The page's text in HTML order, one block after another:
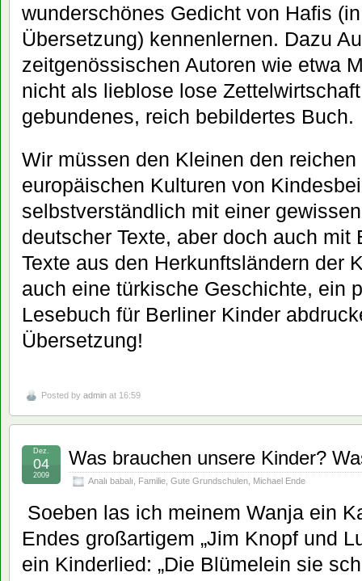
wunderschönes Gedicht von Hafis
Übersetzung) kennenlernen. Dazu
zeitgenössischen Autoren wie etwa
nicht als lieblose lose
gebundenes, reich bebildertes Buch.
Wir müssen den Kleinen den
europäischen Kulturen von
selbstverständlich mit einer
deutscher Texte, aber doch auch mit
Texte aus den Herkunftsländern der
auch eine türkische Geschichte, ein
Lesebuch für Berliner Kinder
Übersetzung!
Posted by admin at 16:59
Was brauchen unsere Kinder?
Analı babalı, Familie, Gute Grundschulen, Michael Ende
Dez.
04
2009
Soeben las ich meinem Wanja ein
Endes großartigem „Jim Knopf und
ein Kinderlied: „Die Blümelein sie